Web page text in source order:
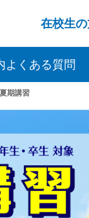
在校生
よくある質問
期講習